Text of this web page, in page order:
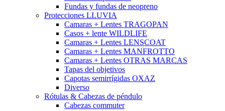
Fundas y fundas de neopreno
Protecciones LLUVIA
Camaras + Lentes TRAGOPAN
Casos + lente WILDLIFE
Camaras + Lentes LENSCOAT
Camaras + Lentes MANFROTTO
Camaras + Lentes OTRAS MARCAS
Tapas del objetivos
Capotas semirrígidas OXAZ
Diverso
Rótulas & Cabezas de péndulo
Cabezas commuter